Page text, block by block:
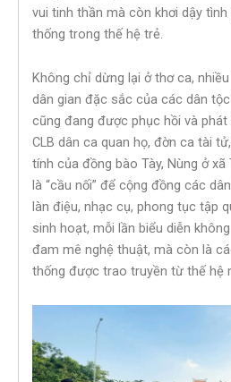
vui tinh thần mà còn khơi dậy
thống trong thế hệ trẻ.
Không chỉ dừng lại ở thơ ca,
dân gian đặc sắc của các dân
cũng đang được phục hồi và phát
CLB dân ca quan họ, đờn ca tài
tính của đồng bào Tày, Nùng ở
là “cầu nối” để cộng đồng các
làn điệu, nhạc cụ, phong tục tập
sinh hoạt, mỗi lần biểu diễn
đam mê nghệ thuật, mà còn là
thống được trao truyền từ thế hệ